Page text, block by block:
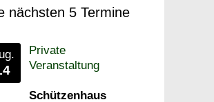
nächsten 5 Termine
Private
Veranstaltung
Schützenhaus